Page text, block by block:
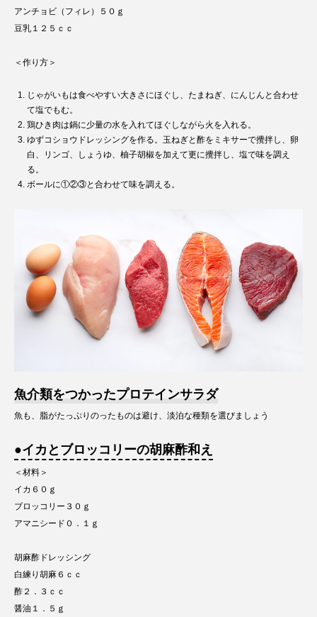
アンチョビ（フィレ）５０ｇ
豆乳１２５ｃｃ
＜作り方＞
じゃがいもは食べやすい大きさにほぐし、たまねぎ、にんじんと合わせ
て塩でもむ。
鶏ひき肉は鍋に少量の水を入れてほぐしながら火を入れる。
ゆずコショウドレッシングを作る。玉ねぎと酢をミキサーで攪拌し、卵
白、リンゴ、しょうゆ、柚子胡椒を加えて更に攪拌し、塩で味を調え
る。
ボールに①②③と合わせて味を調える。
魚介類をつかったプロテインサラダ
魚も、脂がたっぷりのったものは避け、淡泊な種類を選びましょう
●イカとブロッコリーの胡麻酢和え
＜材料＞
イカ６０ｇ
ブロッコリー３０ｇ
アマニシード０．１ｇ
胡麻酢ドレッシング
白練り胡麻６ｃｃ
酢２．３ｃｃ
醤油１．５ｇ